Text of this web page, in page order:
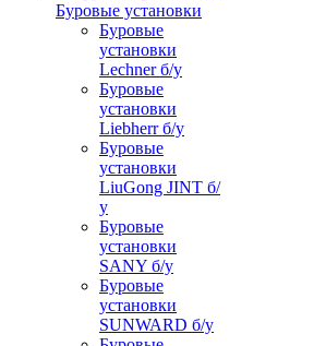
Буровые установки
Буровые
установки
Lechner б/у
Буровые
установки
Liebherr б/у
Буровые
установки
LiuGong JINT б/
у
Буровые
установки
SANY б/у
Буровые
установки
SUNWARD б/у